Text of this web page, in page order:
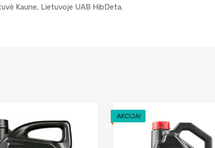
Kaune, Lietuvoje UAB HibDeta.
Add to Wishlist
AKCIJA!